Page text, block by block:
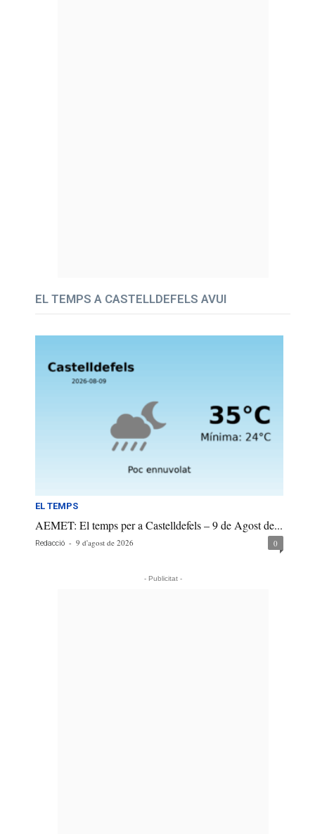
EL TEMPS A CASTELLDEFELS AVUI
EL TEMPS
AEMET: El temps per a Castelldefels – 9 de Agost de...
Redacció - 9 d'agost de 2026 0
- Publicitat -